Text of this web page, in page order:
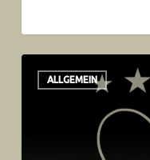
ALLGEMEIN